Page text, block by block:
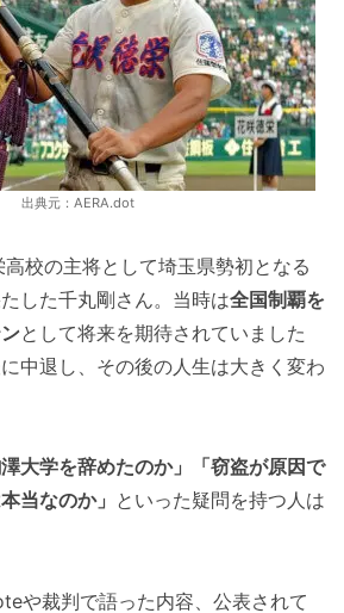
出典元：AERA.dot
校の主将として埼玉県勢初となる
した千丸剛さん。当時は全国制覇を
として将来を期待されていました
中退し、その後の人生は大きく変わ
澤大学を辞めたのか」「窃盗が原因で
当なのか」 といった疑問を持つ人は
や裁判で語った内容、公表されて